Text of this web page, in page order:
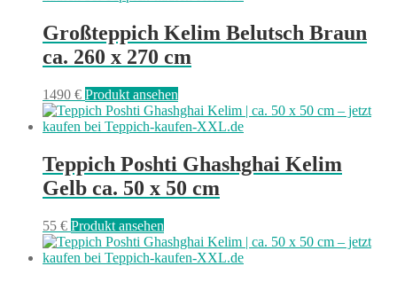
Großteppich Kelim Belutsch Braun
ca. 260 x 270 cm
1490 € Produkt ansehen
Teppich Poshti Ghashghai Kelim
Gelb ca. 50 x 50 cm
55 € Produkt ansehen